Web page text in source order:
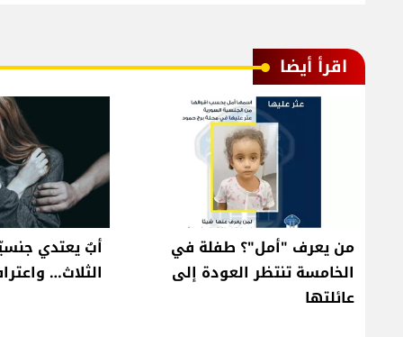
اقرأ أيضا
من يعرف "أمل"؟ طفلة في
الخامسة تنتظر العودة إلى
عائلتها
أبٌ يعتدي
الثلاث…